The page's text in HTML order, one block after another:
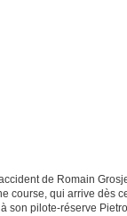
de Romain
course, qui arrive dès
son pilote-réserve